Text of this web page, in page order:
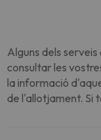
Alguns dels
consultar les
la informació
de l'allotjament. Si